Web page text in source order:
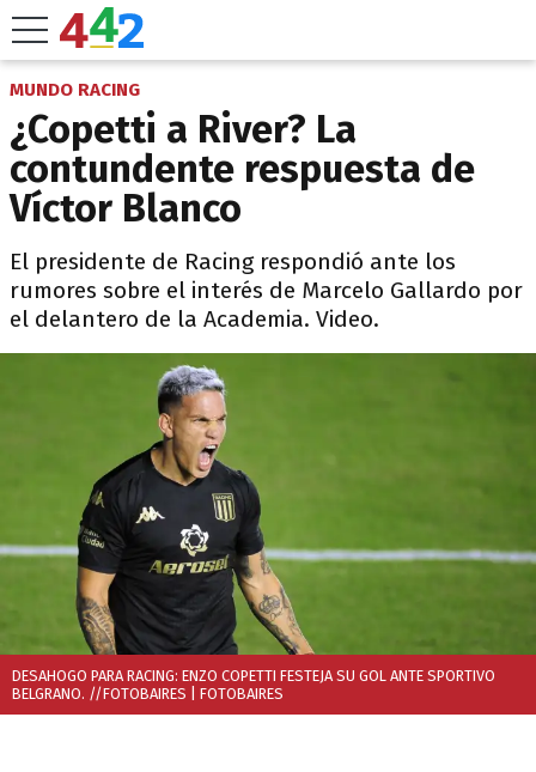
MUNDO RACING
¿Copetti a River? La
contundente respuesta de
Víctor Blanco
El presidente de Racing respondió ante los
rumores sobre el interés de Marcelo Gallardo por
el delantero de la Academia. Video.
DESAHOGO PARA RACING: ENZO COPETTI FESTEJA SU GOL ANTE SPORTIVO
BELGRANO. //FOTOBAIRES
| FOTOBAIRES